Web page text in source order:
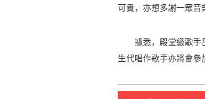
可貴，亦想多謝一眾音
據悉，殿堂級歌手
生代唱作歌手亦將會參